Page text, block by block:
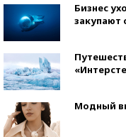
Бизнес
закупают
Модный